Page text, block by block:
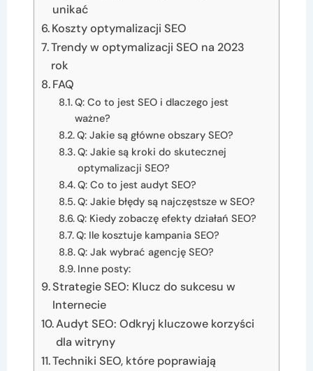
unikać
Koszty optymalizacji SEO
Trendy w optymalizacji SEO na 2023
rok
FAQ
Q: Co to jest SEO i dlaczego jest
ważne?
Q: Jakie są główne obszary SEO?
Q: Jakie są kroki do skutecznej
optymalizacji SEO?
Q: Co to jest audyt SEO?
Q: Jakie błędy są najczęstsze w SEO?
Q: Kiedy zobaczę efekty działań SEO?
Q: Ile kosztuje kampania SEO?
Q: Jak wybrać agencję SEO?
Inne posty:
Strategie SEO: Klucz do sukcesu w
Internecie
Audyt SEO: Odkryj kluczowe korzyści
dla witryny
Techniki SEO, które poprawiają